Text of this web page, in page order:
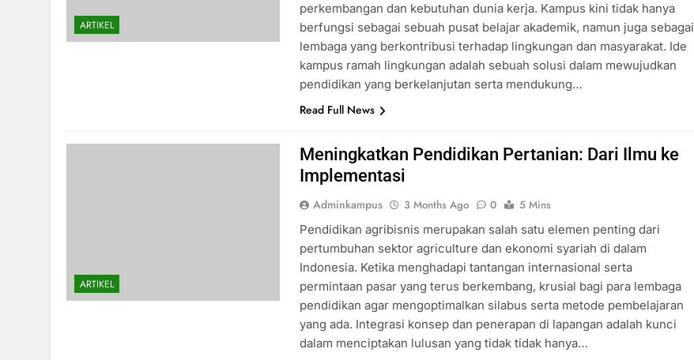
ARTIKEL
perkembangan dan kebutuhan dunia kerja. Kampus kini tidak hanya
berfungsi sebagai sebuah pusat belajar akademik, namun juga sebagai
lembaga yang berkontribusi terhadap lingkungan dan masyarakat. Ide
kampus ramah lingkungan adalah sebuah solusi dalam mewujudkan
pendidikan yang berkelanjutan serta mendukung…
Read Full News
ARTIKEL
Meningkatkan Pendidikan Pertanian: Dari Ilmu ke
Implementasi
Adminkampus 3 Months Ago 0
5 Mins
Pendidikan agribisnis merupakan salah satu elemen penting dari
pertumbuhan sektor agriculture dan ekonomi syariah di dalam
Indonesia. Ketika menghadapi tantangan internasional serta
permintaan pasar yang terus berkembang, krusial bagi para lembaga
pendidikan agar mengoptimalkan silabus serta metode pembelajaran
yang ada. Integrasi konsep dan penerapan di lapangan adalah kunci
dalam menciptakan lulusan yang tidak tidak hanya…